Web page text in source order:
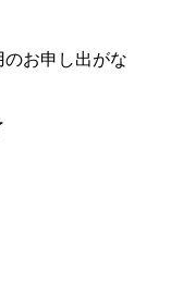
お申し出がな